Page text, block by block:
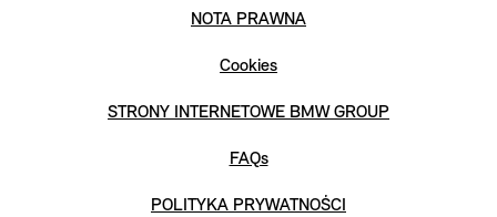
NOTA PRAWNA
Cookies
STRONY INTERNETOWE BMW GROUP
FAQs
POLITYKA PRYWATNOŚCI